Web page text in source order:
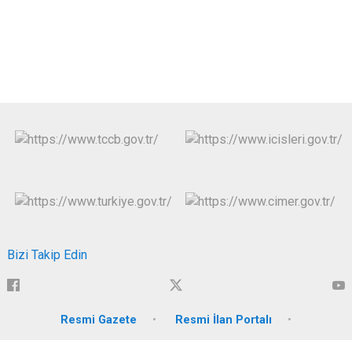
Bizi Takip Edin
Resmi Gazete Resmi İlan Portalı